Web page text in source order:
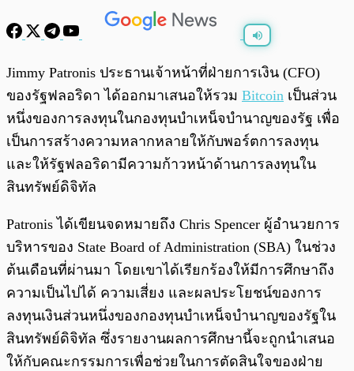
0:00
Jimmy Patronis ประธานเจ้าหน้าที่ฝ่ายการเงิน (CFO)
ของรัฐฟลอริดา ได้ออกมาเสนอให้รวม Bitcoin เป็นส่วน
หนึ่งของการลงทุนในกองทุนบำเหน็จบำนาญของรัฐ เพื่อ
เป็นการสร้างความหลากหลายให้กับพอร์ตการลงทุน
และให้รัฐฟลอริดามีความก้าวหน้าด้านการลงทุนใน
สินทรัพย์ดิจิทัล
Patronis ได้เขียนจดหมายถึง Chris Spencer ผู้อำนวยการ
บริหารของ State Board of Administration (SBA) ในช่วง
ต้นเดือนที่ผ่านมา โดยเขาได้เรียกร้องให้มีการศึกษาถึง
ความเป็นไปได้ ความเสี่ยง และผลประโยชน์ของการ
ลงทุนเงินส่วนหนึ่งของกองทุนบำเหน็จบำนาญของรัฐใน
สินทรัพย์ดิจิทัล ซึ่งรายงานผลการศึกษานี้จะถูกนำเสนอ
ให้กับคณะกรรมการเพื่อช่วยในการตัดสินใจของฝ่าย